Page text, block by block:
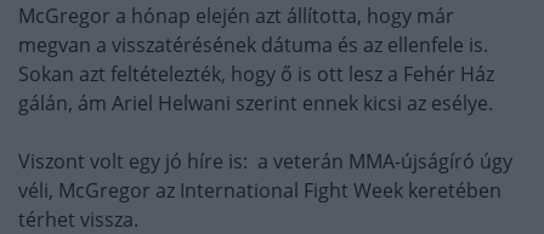
McGregor a hónap elején azt állította, hogy már
megvan a visszatérésének dátuma és az ellenfele is.
Sokan azt feltételezték, hogy ő is ott lesz a Fehér Ház
gálán, ám Ariel Helwani szerint ennek kicsi az esélye.
Viszont volt egy jó híre is: a veterán MMA-újságíró úgy
véli, McGregor az International Fight Week keretében
térhet vissza.